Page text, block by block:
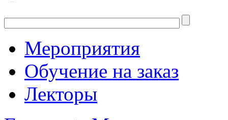
Мероприятия
Обучение на заказ
Лекторы